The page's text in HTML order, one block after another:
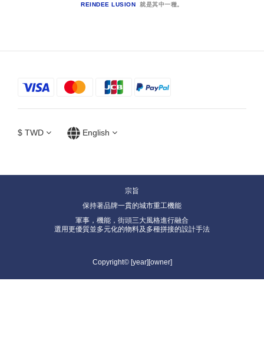
REINDEE LUSION 就是其中一種。
$ TWD English
宗旨
保持著品牌一貫的城市重工機能
軍事，機能，街頭三大風格進行融合
選用更優質並多元化的物料及多種拼接的設計手法
Copyright© [year][owner]